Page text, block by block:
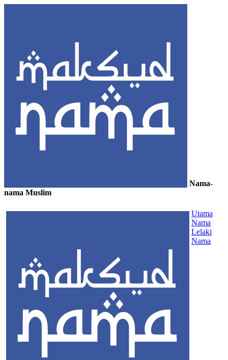
Nama-
nama Muslim
Utama
Nama
Lelaki
Nama